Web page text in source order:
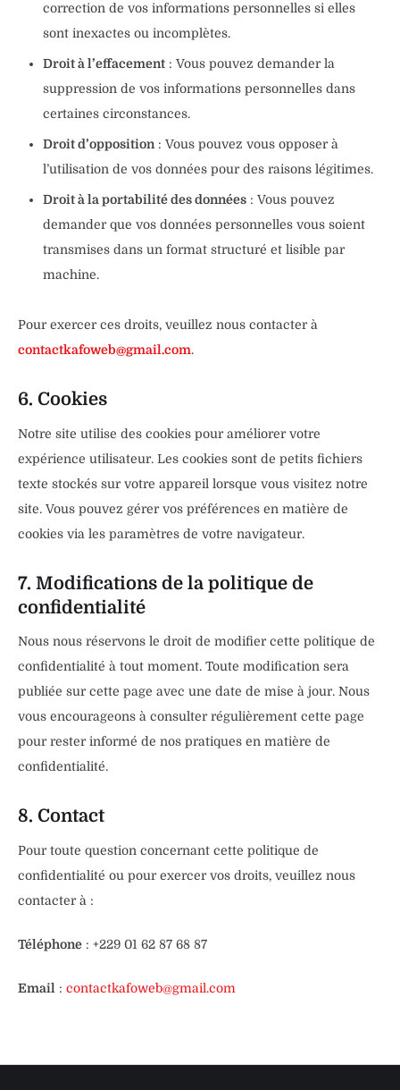
correction de vos informations personnelles si elles
sont inexactes ou incomplètes.
Droit à l’effacement : Vous pouvez demander la
suppression de vos informations personnelles dans
certaines circonstances.
Droit d’opposition : Vous pouvez vous opposer à
l’utilisation de vos données pour des raisons légitimes.
Droit à la portabilité des données : Vous pouvez
demander que vos données personnelles vous soient
transmises dans un format structuré et lisible par
machine.
Pour exercer ces droits, veuillez nous contacter à
contactkafoweb@gmail.com.
6. Cookies
Notre site utilise des cookies pour améliorer votre
expérience utilisateur. Les cookies sont de petits fichiers
texte stockés sur votre appareil lorsque vous visitez notre
site. Vous pouvez gérer vos préférences en matière de
cookies via les paramètres de votre navigateur.
7. Modifications de la politique de
confidentialité
Nous nous réservons le droit de modifier cette politique de
confidentialité à tout moment. Toute modification sera
publiée sur cette page avec une date de mise à jour. Nous
vous encourageons à consulter régulièrement cette page
pour rester informé de nos pratiques en matière de
confidentialité.
8. Contact
Pour toute question concernant cette politique de
confidentialité ou pour exercer vos droits, veuillez nous
contacter à :
Téléphone : +229 01 62 87 68 87
Email : contactkafoweb@gmail.com